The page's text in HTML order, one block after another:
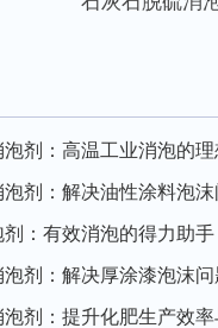
剂：高温工业消泡的
剂：解决油性涂料泡
：有效消泡的得力助手
剂：解决厚涂漆泡沫
剂：提升化肥生产效